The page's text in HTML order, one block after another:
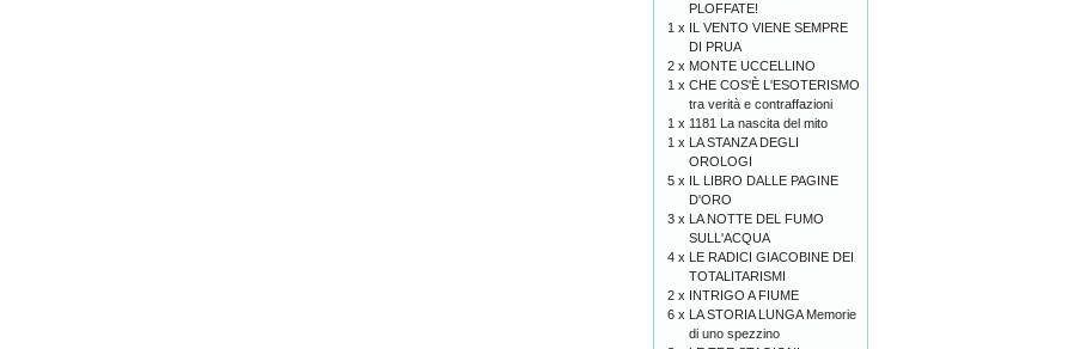
PLOFFATE!
1 x IL VENTO VIENE SEMPRE
DI PRUA
2 x MONTE UCCELLINO
1 x CHE COS'È L'ESOTERISMO
tra verità e contraffazioni
1 x 1181 La nascita del mito
1 x LA STANZA DEGLI
OROLOGI
5 x IL LIBRO DALLE PAGINE
D'ORO
3 x LA NOTTE DEL FUMO
SULL'ACQUA
4 x LE RADICI GIACOBINE DEI
TOTALITARISMI
2 x INTRIGO A FIUME
6 x LA STORIA LUNGA Memorie
di uno spezzino